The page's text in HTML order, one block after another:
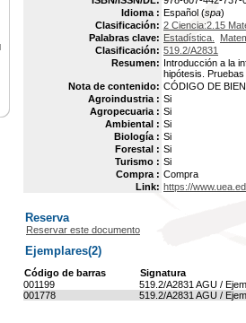
Idioma : Español (spa)
Clasificación: 2 Ciencia:2.15
Palabras clave: Estadística.
Clasificación: 519.2/A2831
Resumen: Introducción a la
hipótesis.
Nota de contenido: CÓDIGO DE
Agroindustria : Si
Agropecuaria : Si
Ambiental : Si
Biología : Si
Forestal : Si
Turismo : Si
Compra : Compra
Link: https://
Reserva
Reservar este documento
Ejemplares(2)
Código de barras
Signatura
001199
519.2/A2831 AGU /
001778
519.2/A2831 AGU /